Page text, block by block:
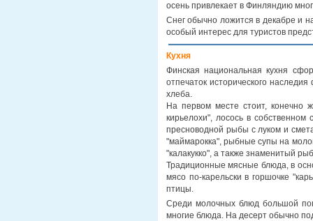
осень привлекает в Финляндию
Снег обычно ложится в декабре и
особый интерес для туристов
Кухня
Финская национальная кухня
отпечаток исторического
хлеба.
На первом месте стоит, конечно
кирьелохи", лосось в собственном
пресноводной рыбы с луком и
"маймарокка", рыбные супы на
"калакукко", а также знаменитый
Традиционные мясные блюда, в
мясо по-карельски в горшочке
птицы.
Среди молочных блюд большой
многие блюда. На десерт обычно